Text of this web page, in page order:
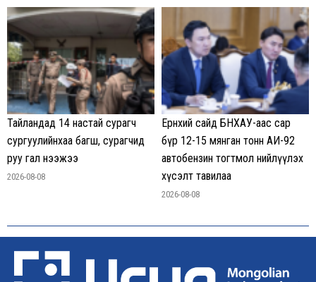
Тайландад 14 настай сурагч
сургуулийнхаа багш, сурагчид
руу гал нээжээ
2026-08-08
Ерөнхий сайд БНХАУ-аас сар
бүр 12-15 мянган тонн АИ-92
автобензин тогтмол нийлүүлэх
хүсэлт тавилаа
2026-08-08